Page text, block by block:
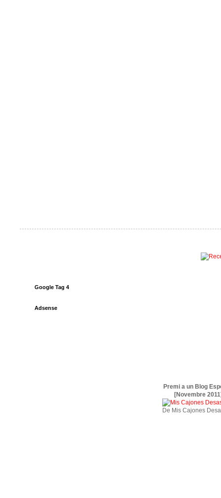
Google Tag 4
Adsense
Premi a un Blog
[Novembre
De Mis Cajones